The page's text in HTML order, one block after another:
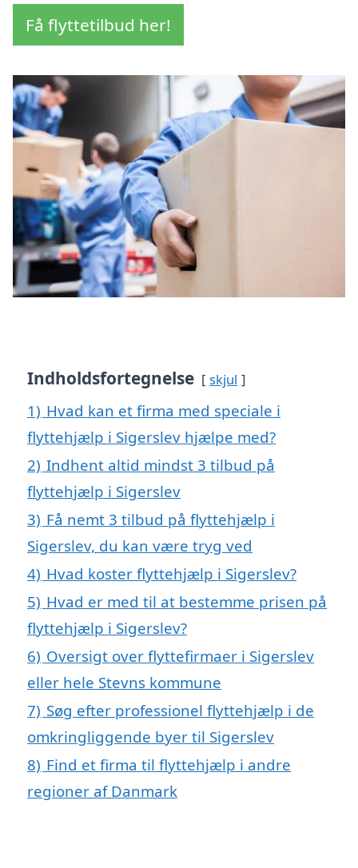
Få flyttetilbud her!
Indholdsfortegnelse skjul
1) Hvad kan et firma med speciale i
flyttehjælp i Sigerslev hjælpe med?
2) Indhent altid mindst 3 tilbud på
flyttehjælp i Sigerslev
3) Få nemt 3 tilbud på flyttehjælp i
Sigerslev, du kan være tryg ved
4) Hvad koster flyttehjælp i Sigerslev?
5) Hvad er med til at bestemme prisen på
flyttehjælp i Sigerslev?
6) Oversigt over flyttefirmaer i Sigerslev
eller hele Stevns kommune
7) Søg efter professionel flyttehjælp i de
omkringliggende byer til Sigerslev
8) Find et firma til flyttehjælp i andre
regioner af Danmark